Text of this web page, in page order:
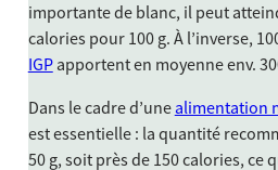
importante de blanc, il peut
calories pour 100 g. À l’inverse,
IGPapportent en moyenne env.
Dans le cadre d’une alimentation
est essentielle : la quantité
50 g, soit près de 150 calories, ce